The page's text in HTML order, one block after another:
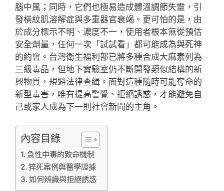
腦中風；同時，它們也極易造成體溫調節失靈，引
發橫紋肌溶解症與多重器官衰竭。更可怕的是，由
於成分標示不明、濃度不一，使用者根本無從預估
安全劑量，任何一次「試試看」都可能成為與死神
的約會。台灣衛生福利部已將多種合成大麻素列為
三級毒品，但地下實驗室仍不斷開發類似結構的新
興物質，規避法律查緝。面對這種隨時可能奪命的
新型毒害，唯有提高警覺、拒絕誘惑，才能避免自
己或家人成為下一則社會新聞的主角。
內容目錄
急性中毒的致命機制
猝死案例與醫學證據
如何辨識與拒絕誘惑